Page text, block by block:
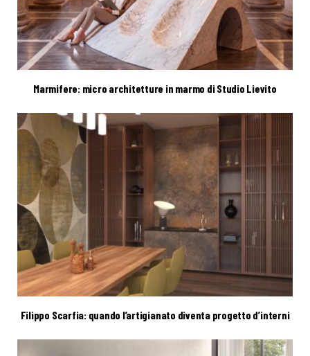
Marmifere: micro architetture in marmo di Studio Lievito
Filippo Scarfia: quando l’artigianato diventa progetto d’interni